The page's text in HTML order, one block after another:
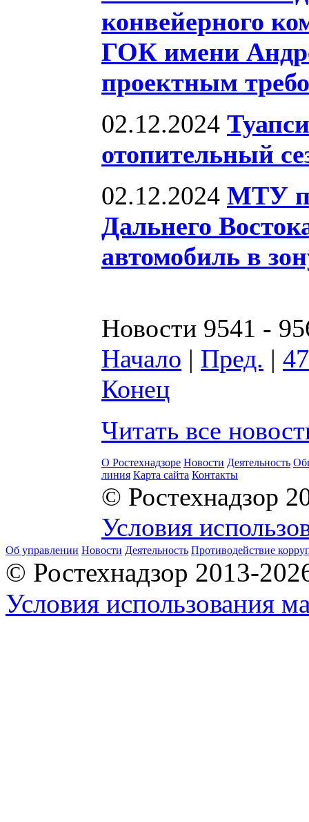
конвейерного
ГОК имени
проектным
02.12.2024
отопительный
02.12.2024 МТУ
Дальнего
автомобиль в
Новости 9541 -
Начало | Пред. |
Конец
Читать все
О Ростехнадзоре Новости Деятельность
линия Карта сайта Контакты
© Ростехнадзор
Условия
Об управлении Новости Деятельность Противодействие
© Ростехнадзор 2013-
Условия использования